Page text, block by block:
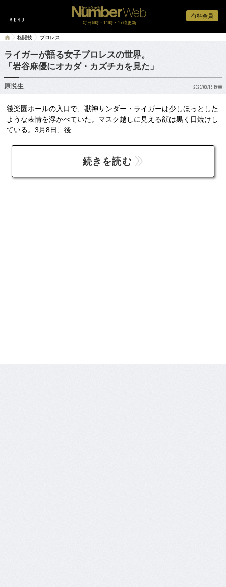
有料会員
毎日6時・11時・17時更新
格闘技 プロレス
ライガーが語る女子プロレスの世界。
「岩谷麻優にオカダ・カズチカを見た」
原悦生 2020/03/15 19:00
後楽園ホールの入口で、獣神サンダー・ライガーは少しほっとした
ような表情を浮かべていた。マスク越しに見える顔は黒く日焼けし
ている。3月8日、後...
続きを読む